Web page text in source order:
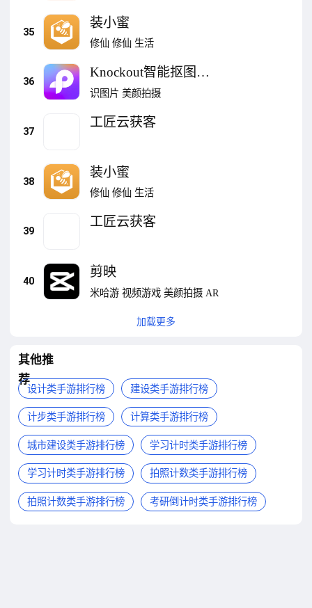
35
装小蜜
修仙 修仙 生活
36
Knockout智能抠图P
图
识图片 美颜拍摄
37
工匠云获客
38
装小蜜
修仙 修仙 生活
39
工匠云获客
40
剪映
米哈游 视频游戏 美颜拍摄 AR
加载更多
其他推
荐
设计类手游排行榜 建设类手游排行榜
计步类手游排行榜 计算类手游排行榜
城市建设类手游排行榜 学习计时类手游排行榜
学习计时类手游排行榜 拍照计数类手游排行榜
拍照计数类手游排行榜 考研倒计时类手游排行榜